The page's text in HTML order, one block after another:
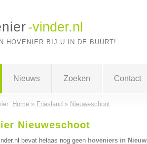
-vinder.nl
HOVENIER BIJ U IN DE BUURT!
Nieuws Zoeken Contact
Home» Friesland » Nieuweschoot
Nieuweschoot
bevat helaas nog geen hoveniers in